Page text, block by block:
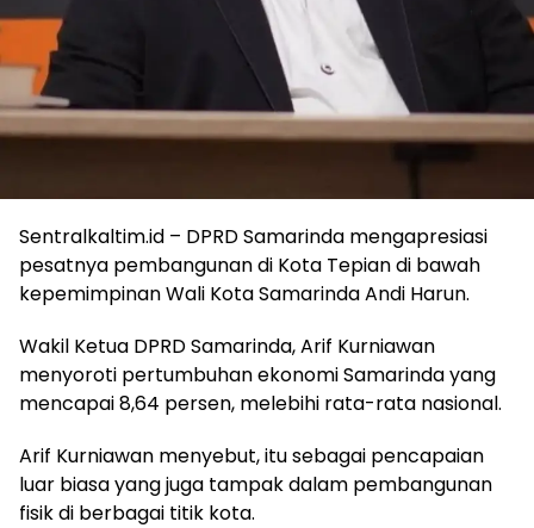
Sentralkaltim.id – DPRD Samarinda mengapresiasi
pesatnya pembangunan di Kota Tepian di bawah
kepemimpinan Wali Kota Samarinda Andi Harun.
Wakil Ketua DPRD Samarinda, Arif Kurniawan
menyoroti pertumbuhan ekonomi Samarinda yang
mencapai 8,64 persen, melebihi rata-rata nasional.
Arif Kurniawan menyebut, itu sebagai pencapaian
luar biasa yang juga tampak dalam pembangunan
fisik di berbagai titik kota.